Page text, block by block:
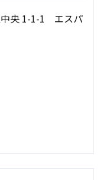
中央 1-1-1 エスパ